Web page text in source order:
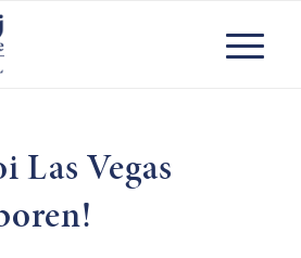
Las Vegas